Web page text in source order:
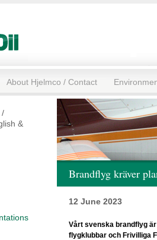
About Hjelmco / Contact
/
&
Brandflyg kräver
12 June 2023
Vårt svenska brandflyg
flygklubbar och Frivilliga